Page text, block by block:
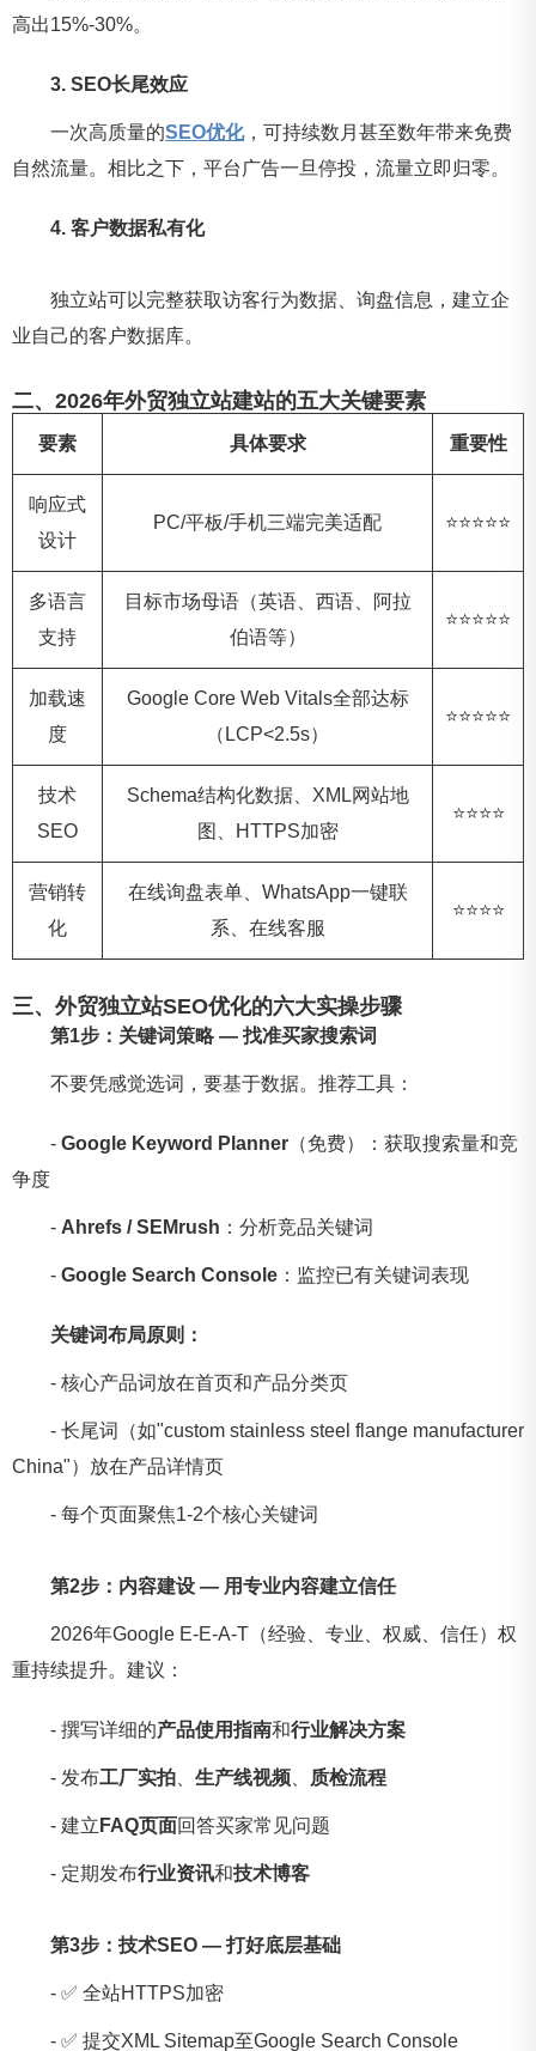
高出15%-30%。
3. SEO长尾效应
一次高质量的SEO优化，可持续数月甚至数年带来免费
自然流量。相比之下，平台广告一旦停投，流量立即归零。
4. 客户数据私有化
独立站可以完整获取访客行为数据、询盘信息，建立企
业自己的客户数据库。
二、2026年外贸独立站建站的五大关键要素
要素 具体要求 重要性
响应式
设计
PC/平板/手机三端完美适配 ⭐⭐⭐⭐⭐
多语言
支持
目标市场母语（英语、西语、阿拉
伯语等）
⭐⭐⭐⭐⭐
加载速
度
Google Core Web Vitals全部达标
（LCP<2.5s）
⭐⭐⭐⭐⭐
技术
SEO
Schema结构化数据、XML网站地
图、HTTPS加密
⭐⭐⭐⭐
营销转
化
在线询盘表单、WhatsApp一键联
系、在线客服
⭐⭐⭐⭐
三、外贸独立站SEO优化的六大实操步骤
第1步：关键词策略 — 找准买家搜索词
不要凭感觉选词，要基于数据。推荐工具：
- Google Keyword Planner （免费）：获取搜索量和竞
争度
- Ahrefs / SEMrush ：分析竞品关键词
- Google Search Console ：监控已有关键词表现
关键词布局原则：
- 核心产品词放在首页和产品分类页
- 长尾词（如"custom stainless steel flange manufacturer
China"）放在产品详情页
- 每个页面聚焦1-2个核心关键词
第2步：内容建设 — 用专业内容建立信任
2026年Google E-E-A-T（经验、专业、权威、信任）权
重持续提升。建议：
- 撰写详细的产品使用指南和行业解决方案
- 发布工厂实拍 生产线视频 质检流程
- 建立 FAQ页面回答买家常见问题
- 定期发布行业资讯和技术博客
第3步：技术SEO — 打好底层基础
- ✅ 全站HTTPS加密
- ✅ 提交XML Sitemap至Google Search Console